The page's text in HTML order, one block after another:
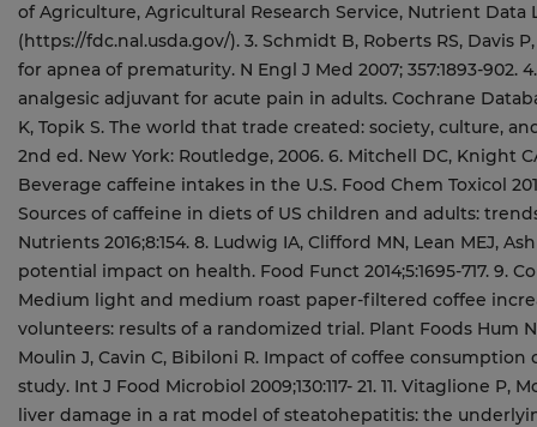
of Agriculture, Agricultural Research Service, Nutrient Data
(https://fdc.nal.usda.gov/). 3. Schmidt B, Roberts RS, Davis
for apnea of prematurity. N Engl J Med 2007; 357:1893-902.
analgesic adjuvant for acute pain in adults. Cochrane
K, Topik S. The world that trade created: society, culture,
2nd ed. New York: Routledge, 2006. 6. Mitchell DC, Knight
Beverage caffeine intakes in the U.S. Food Chem Toxicol
Sources of caffeine in diets of US children and adults:
Nutrients 2016;8:154. 8. Ludwig IA, Clifford MN, Lean MEJ,
potential impact on health. Food Funct 2014;5:1695-717. 9.
Medium light and medium roast paper-filtered coffee
volunteers: results of a randomized trial. Plant Foods Hum
Moulin J, Cavin C, Bibiloni R. Impact of coffee
study. Int J Food Microbiol 2009;130:117- 21. 11. Vitaglione P,
liver damage in a rat model of steatohepatitis: the